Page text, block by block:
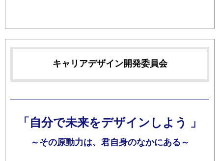
キャリアデザイン開発委員会
「自分で未来をデザインしよう 」
～その原動力は、君自身のなかにある～